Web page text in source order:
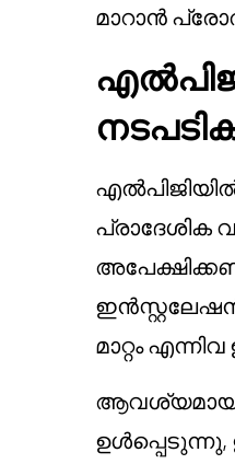
മാറാൻ
പ്രാദേശിക
മാറ്റം
ആവശ്യമായ
ഉൾപ്പെടുന്നു,